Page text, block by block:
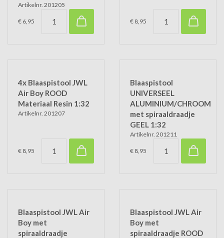
Artikelnr. 201205
€ 6,95 € 8,95
4x Blaaspistool JWL
Air Boy ROOD
Materiaal Resin 1:32
Artikelnr. 201207
€ 8,95
Blaaspistool
UNIVERSEEL
ALUMINIUM/CHROOM
met spiraaldraadje
GEEL 1:32
Artikelnr. 201211
€ 8,95
Blaaspistool JWL Air
Boy met
spiraaldraadje
Blaaspistool JWL Air
Boy met
spiraaldraadje ROOD